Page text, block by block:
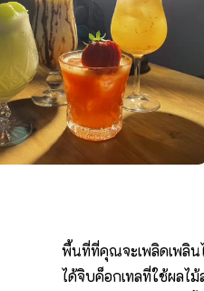
พื้นที่ที่คุณจะเพลิดเพลิน
ได้จิบค็อกเทลที่ใช้ผลไ